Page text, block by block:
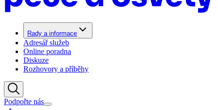
Rady a informace
Adresář služeb
Online poradna
Diskuze
Rozhovory a příběhy
Podpořte nás